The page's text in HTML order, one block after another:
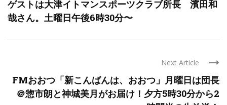
ゲストは大津イトマンスポーツクラブ所長 濱田和
哉さん。土曜日午後6時30分〜
Next Article
FMおおつ「新こんばんは、おおつ」月曜日は団長
＠惣市朗と神城美月がお届け！夕方5時30分から2